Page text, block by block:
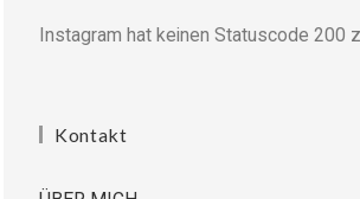
Instagram hat keinen Statuscode 200
Kontakt